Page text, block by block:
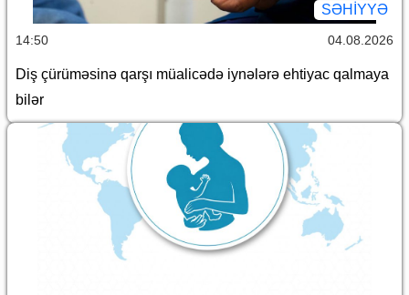
SƏHIYYƏ
14:50 04.08.2026
Diş çürüməsinə qarşı müalicədə iynələrə ehtiyac qalmaya
bilər